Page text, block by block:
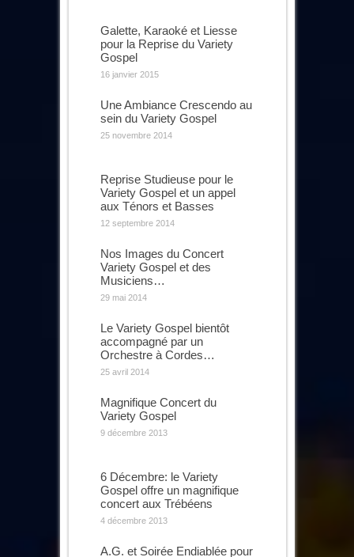
Galette, Karaoké et Liesse
pour la Reprise du Variety
Gospel
16 janvier 2015
Une Ambiance Crescendo au
sein du Variety Gospel
25 novembre 2014
Reprise Studieuse pour le
Variety Gospel et un appel
aux Ténors et Basses
12 septembre 2014
Nos Images du Concert
Variety Gospel et des
Musiciens…
29 mai 2014
Le Variety Gospel bientôt
accompagné par un
Orchestre à Cordes…
25 avril 2014
Magnifique Concert du
Variety Gospel
9 décembre 2013
6 Décembre: le Variety
Gospel offre un magnifique
concert aux Trébéens
4 décembre 2013
A.G. et Soirée Endiablée pour